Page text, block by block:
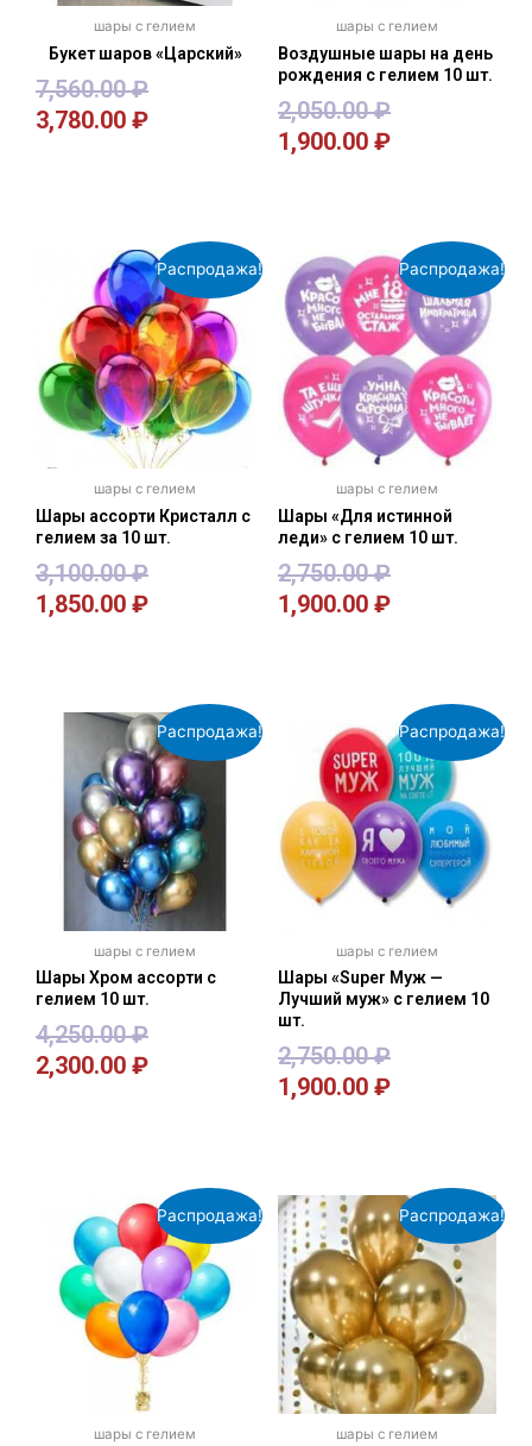
шары с гелием
Букет шаров «Царский»
7,560.00₽
3,780.00 ₽
шары с гелием
Воздушные шары на день
рождения с гелием 10 шт.
2,050.00₽
1,900.00 ₽
Распродажа!
шары с гелием
Шары ассорти Кристалл с
гелием за 10 шт.
3,100.00₽
1,850.00 ₽
Распродажа!
шары с гелием
Шары «Для истинной
леди» с гелием 10 шт.
2,750.00₽
1,900.00 ₽
Распродажа!
шары с гелием
Шары Хром ассорти с
гелием 10 шт.
4,250.00₽
2,300.00 ₽
Распродажа!
шары с гелием
Шары «Super Муж —
Лучший муж» с гелием 10
шт.
2,750.00₽
1,900.00 ₽
Распродажа!
шары с гелием
Распродажа!
шары с гелием